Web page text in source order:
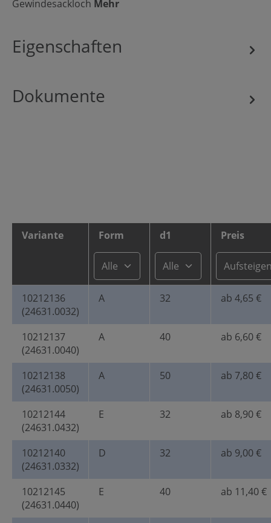
Gewindesackloch Mehr
Eigenschaften
Dokumente
Variante Form d1 Preis
10212136
(24631.0032)
A 32 ab 4,65 €
10212137
(24631.0040)
A 40 ab 6,60 €
10212138
(24631.0050)
A 50 ab 7,80 €
10212144
(24631.0432)
E 32 ab 8,90 €
10212140
(24631.0332)
D 32 ab 9,00 €
10212145
(24631.0440)
E 40 ab 11,40 €